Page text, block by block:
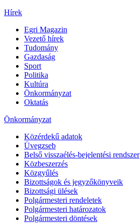
Hírek
Egri Magazin
Vezető hírek
Tudomány
Gazdaság
Sport
Politika
Kultúra
Önkormányzat
Oktatás
Önkormányzat
Közérdekű adatok
Üvegzseb
Belső visszaélés-bejelentési rendszer
Közbeszerzés
Közgyűlés
Bizottságok és jegyzőkönyveik
Bizottsági ülések
Polgármesteri rendeletek
Polgármesteri határozatok
Polgármesteri döntések